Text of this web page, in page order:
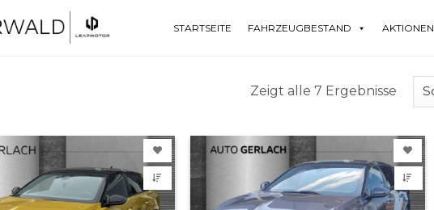
STARTSEITE FAHRZEUGBESTAND AKTIONEN
Zeigt alle 7 Ergebnisse